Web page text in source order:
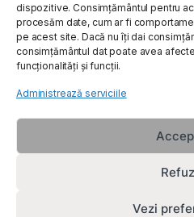
dispozitive. Consimțământul pentru
procesăm date, cum ar fi
pe acest site. Dacă nu îți dai
consimțământul dat poate avea
funcționalități și funcții.
Administrează serviciile
Vezi
About Us